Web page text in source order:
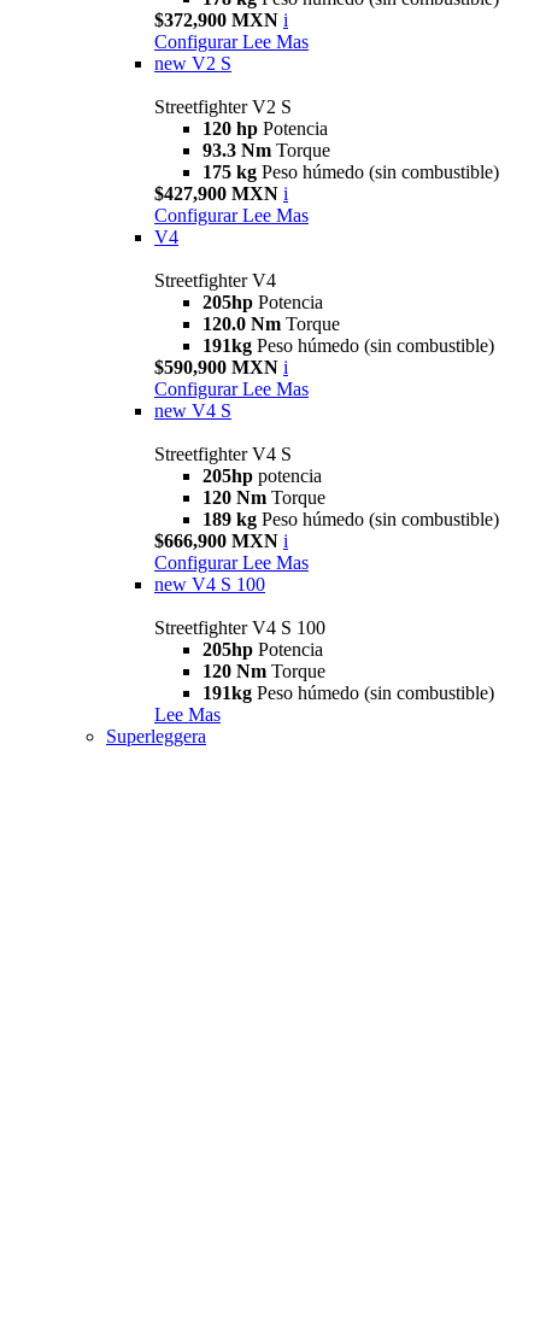
$372,900 MXN i
Configurar Lee Mas
new V2 S
Streetfighter V2 S
120 hp Potencia
93.3 Nm Torque
175 kg Peso húmedo (sin combustible)
$427,900 MXN i
Configurar Lee Mas
V4
Streetfighter V4
205hp Potencia
120.0 Nm Torque
191kg Peso húmedo (sin combustible)
$590,900 MXN i
Configurar Lee Mas
new V4 S
Streetfighter V4 S
205hp potencia
120 Nm Torque
189 kg Peso húmedo (sin combustible)
$666,900 MXN i
Configurar Lee Mas
new V4 S 100
Streetfighter V4 S 100
205hp Potencia
120 Nm Torque
191kg Peso húmedo (sin combustible)
Lee Mas
Superleggera